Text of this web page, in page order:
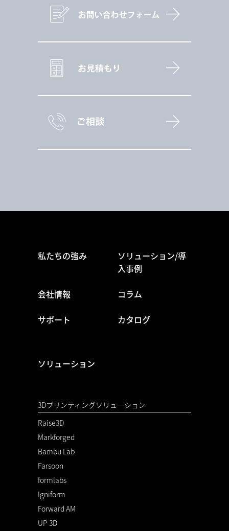
私たちの強み
ソリューション/導
入事例
会社情報 コラム
サポート カタログ
ソリューション
3Dプリンティングソリューション
Raise3D
Markforged
Bambu Lab
Farsoon
formlabs
Igniform
Forward AM
UP 3D